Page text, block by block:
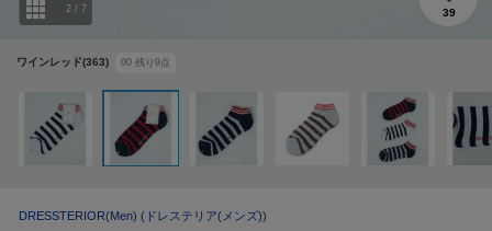
ワインレッド(363) 00 残り 9点
2 / 7 39
DRESSTERIOR(Men) (ドレステリア(メンズ))